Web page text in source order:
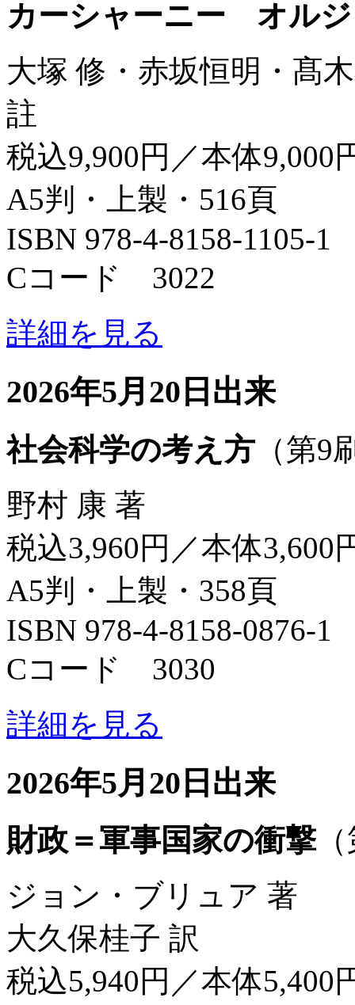
カーシャーニー オル
大塚 修・赤坂恒明・髙
註
税込9,900円／本体9,000
A5判・上製・516頁
ISBN 978-4-8158-1105-1
Cコード 3022
詳細を見る
2026年5月20日出来
社会科学の考え方 （第9
野村 康 著
税込3,960円／本体3,600
A5判・上製・358頁
ISBN 978-4-8158-0876-1
Cコード 3030
詳細を見る
2026年5月20日出来
財政＝軍事国家の衝撃（
ジョン・ブリュア 著
大久保桂子 訳
税込5,940円／本体5,400